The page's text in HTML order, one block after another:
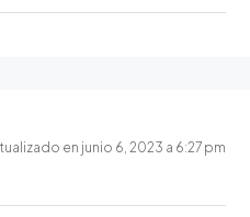
en junio 6, 2023 a 6:27 pm